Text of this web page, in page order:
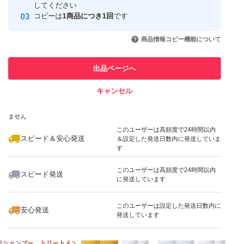
取引実績
引を完了させた実績があります
での取引実績があります
ません
スピード＆安心発送
このユーザーは高頻度で24時間以内
＆設定した発送日数内に発送していま
す
スピード発送
このユーザーは高頻度で24時間以内
に発送しています
安心発送
このユーザーは設定した発送日数内に
発送しています
してください
コピーは1商品につき1回です
商品情報コピー機能について
出品ページへ
キャンセル
いいね！
7,190